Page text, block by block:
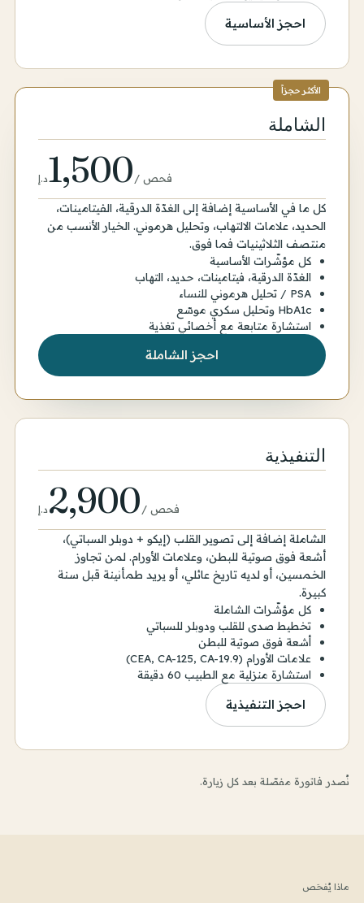
احجز الأساسية
الأكثر حجزاً
الشاملة
د.إ1,500 / فحص
كل ما في الأساسية إضافة إلى الغدّة الدرقية، الفيتامينات،
الحديد، علامات الالتهاب، وتحليل هرموني. الخيار الأنسب من
منتصف الثلاثينيات فما فوق.
كل مؤشّرات الأساسية
الغدّة الدرقية، فيتامينات، حديد، التهاب
PSA / تحليل هرموني للنساء
HbA1c وتحليل سكري موسّع
استشارة متابعة مع أخصائي تغذية
احجز الشاملة
التنفيذية
د.إ2,900 / فحص
الشاملة إضافة إلى تصوير القلب (إيكو + دوبلر السباتي)،
أشعة فوق صوتية للبطن، وعلامات الأورام. لمن تجاوز
الخمسين، أو لديه تاريخ عائلي، أو يريد طمأنينة قبل سنة
كبيرة.
كل مؤشّرات الشاملة
تخطيط صدى للقلب ودوبلر للسباتي
أشعة فوق صوتية للبطن
علامات الأورام (CEA, CA-125, CA-19.9)
استشارة منزلية مع الطبيب 60 دقيقة
احجز التنفيذية
نُصدر فاتورة مفصّلة بعد كل زيارة.
ماذا يُفحَص